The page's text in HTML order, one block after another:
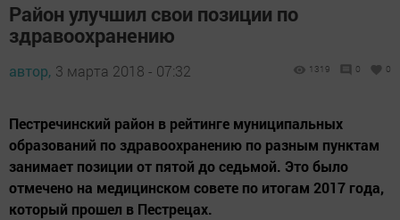
Район улучшил свои позиции по
здравоохранению
автор, 3 марта 2018 - 07:32 1319 0 0
Пестречинский район в рейтинге муниципальных
образований по здравоохранению по разным пунктам
занимает позиции от пятой до седьмой. Это было
отмечено на медицинском совете по итогам 2017 года,
который прошел в Пестрецах.